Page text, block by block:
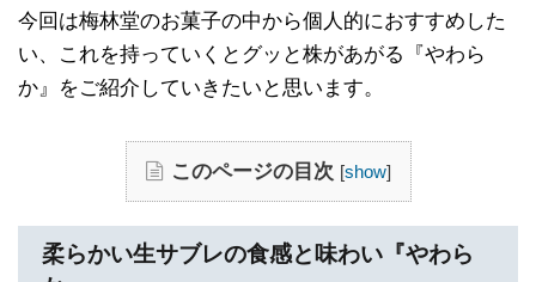
今回は梅林堂のお菓子の中から個人的におすすめした
い、これを持っていくとグッと株があがる『やわら
か』をご紹介していきたいと思います。
このページの目次 [show]
柔らかい生サブレの食感と味わい『やわら